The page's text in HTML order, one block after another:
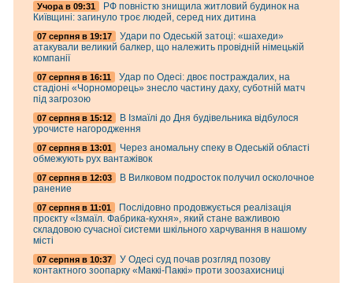
Учора в 09:31
РФ повністю знищила житловий будинок на
Київщині: загинуло троє людей, серед них дитина
07 серпня в 19:17
Удари по Одеській затоці: «шахеди»
атакували великий балкер, що належить провідній німецькій
компанії
07 серпня в 16:11
Удар по Одесі: двоє постраждалих, на
стадіоні «Чорноморець» знесло частину даху, суботній матч
під загрозою
07 серпня в 15:12
В Ізмаїлі до Дня будівельника відбулося
урочисте нагородження
07 серпня в 13:01
Через аномальну спеку в Одеській області
обмежують рух вантажівок
07 серпня в 12:03
В Вилковом подросток получил осколочное
ранение
07 серпня в 11:01
Послідовно продовжується реалізація
проєкту «Ізмаїл. Фабрика-кухня», який стане важливою
складовою сучасної системи шкільного харчування в нашому
місті
07 серпня в 10:37
У Одесі суд почав розгляд позову
контактного зоопарку «Маккі-Паккі» проти зоозахисниці